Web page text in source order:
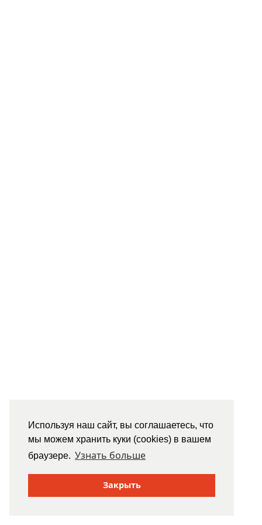
Используя наш сайт, вы соглашаетесь, что
мы можем хранить куки (cookies) в вашем
браузере. Узнать больше
Закрыть